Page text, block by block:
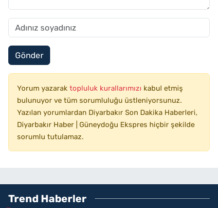
Gönder
Yorum yazarak topluluk kurallarımızı kabul etmiş
bulunuyor ve tüm sorumluluğu üstleniyorsunuz.
Yazılan yorumlardan Diyarbakır Son Dakika Haberleri,
Diyarbakır Haber | Güneydoğu Ekspres hiçbir şekilde
sorumlu tutulamaz.
Trend Haberler